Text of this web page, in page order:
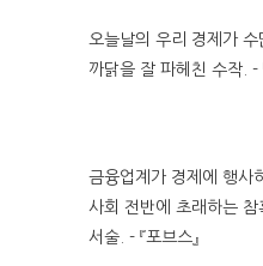
오늘날의 우리 경제가
까닭을 잘 파헤친 수작. -
금융업계가 경제에 행사
사회 전반에 초래하는
서술. - 『포브스』